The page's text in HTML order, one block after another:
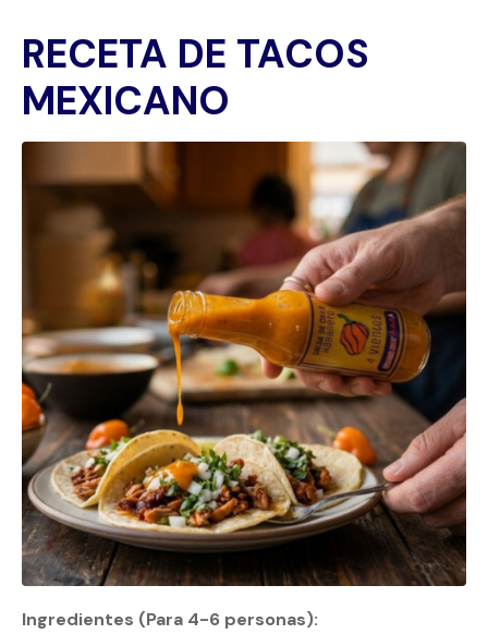
RECETA DE TACOS
MEXICANO
Ingredientes (Para 4-6 personas):